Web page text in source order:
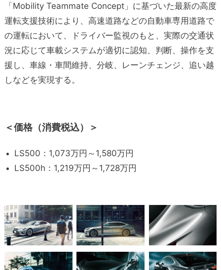
「Mobility Teammate Concept」に基づいた最新の高度
運転支援技術により、高速道路などの自動車専用道路で
の運転において、ドライバー監視のもと、実際の交通状
況に応じて車載システムが適切に認知、判断、操作を支
援し、車線・車間維持、分岐、レーンチェンジ、追い越
しなどを実現する。
＜価格（消費税込）＞
LS500：1,073万円～1,580万円
LS500h：1,219万円～1,728万円